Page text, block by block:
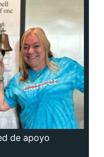
de apoyo